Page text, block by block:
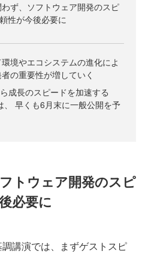
ず、ソフトウェア開発のスピ
性が今後必要に
境やエコシステムの進化によ
の重要性が増していく
成長のスピードを加速する
、 早くも6月末に一般公開を予
トウェア開発のスピ
必要に
講演では、まずゲストスピ